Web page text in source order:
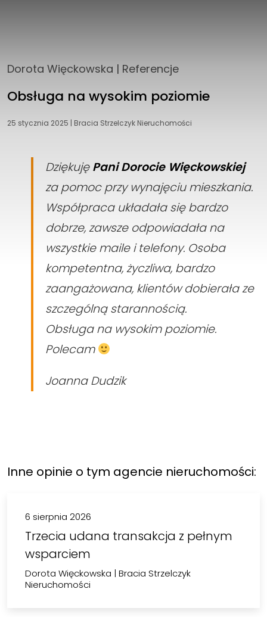
Dorota Więckowska | Referencje
Obsługa na wysokim poziomie
25 stycznia 2025 | Bracia Strzelczyk Nieruchomości
DziękujęPani Dorocie Więckowskiej
za pomoc przy wynajęciu mieszkania.
Współpraca układała się bardzo
dobrze, zawsze odpowiadała na
wszystkie maile i telefony. Osoba
kompetentna, życzliwa, bardzo
zaangażowana, klientów dobierała ze
szczególną starannością.
Obsługa na wysokim poziomie.
Polecam
Joanna Dudzik
Inne opinie o tym agencie nieruchomości:
6 sierpnia 2026
Trzecia udana transakcja z pełnym
wsparciem
Dorota Więckowska | Bracia Strzelczyk
Nieruchomości